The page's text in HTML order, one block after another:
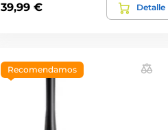
39,99 € Detalle
Recomendamos